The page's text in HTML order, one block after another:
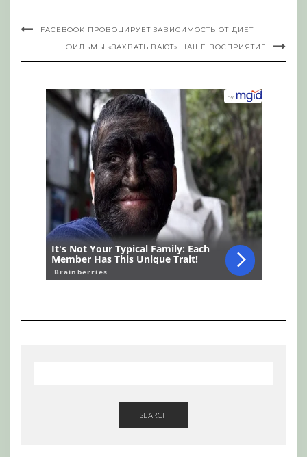
FACEBOOK ПРОВОЦИРУЕТ ЗАВИСИМОСТЬ ОТ ДИЕТ
ФИЛЬМЫ «ЗАХВАТЫВАЮТ» НАШЕ ВОСПРИЯТИЕ
SEARCH